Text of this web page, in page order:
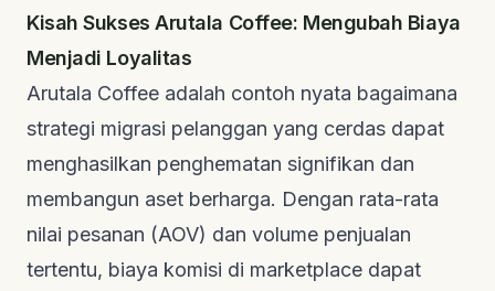
Kisah Sukses Arutala Coffee: Mengubah Biaya
Menjadi Loyalitas
Arutala Coffee adalah contoh nyata bagaimana
strategi migrasi pelanggan yang cerdas dapat
menghasilkan penghematan signifikan dan
membangun aset berharga. Dengan rata-rata
nilai pesanan (AOV) dan volume penjualan
tertentu, biaya komisi di marketplace dapat